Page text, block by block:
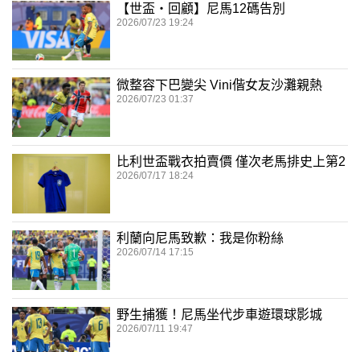
【世盃‧回顧】尼馬12碼告別
2026/07/23 19:24
微整容下巴變尖 Vini偕女友沙灘親熱
2026/07/23 01:37
比利世盃戰衣拍賣價 僅次老馬排史上第2
2026/07/17 18:24
利蘭向尼馬致歉：我是你粉絲
2026/07/14 17:15
野生捕獲！尼馬坐代步車遊環球影城
2026/07/11 19:47